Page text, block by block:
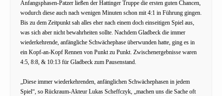
Anfangsphasen-Patzer ließen der Hattinger Truppe die ersten guten Chancen,
wodurch diese auch nach wenigen Minuten schon mit 4:1 in Führung gingen.
Bis zu dem Zeitpunkt sah alles eher nach einem doch einseitigen Spiel aus,
was sich aber nicht bewahrheiten sollte. Nachdem Gladbeck die immer
wiederkehrende, anfängliche Schwächephase überwunden hatte, ging es in
ein Kopf-an-Kopf Rennen von Punkt zu Punkt. Zwischenergebnisse waren
4:5, 8:8, & 10:13 für Gladbeck zum Pausenstand.
„Diese immer wiederkehrenden, anfänglichen Schwächephasen in jedem
Spiel“, so Rückraum-Akteur Lukas Scheffczyk, „machen uns die Sache oft